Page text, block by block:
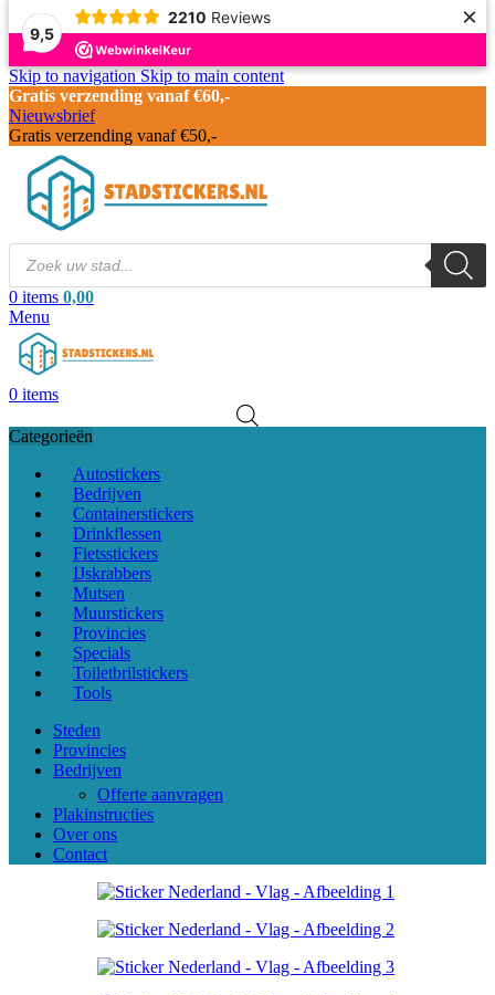
9,5
2210 Reviews ×
Skip to navigationSkip to main content
Gratis verzending vanaf €60,-
Nieuwsbrief
Gratis verzending vanaf €50,-
0 items 0,00
Menu
0 items
Categorieën
Autostickers
Bedrijven
Containerstickers
Drinkflessen
Fietsstickers
IJskrabbers
Mutsen
Muurstickers
Provincies
Specials
Toiletbrilstickers
Tools
Steden
Provincies
Bedrijven
Offerte aanvragen
Plakinstructies
Over ons
Contact